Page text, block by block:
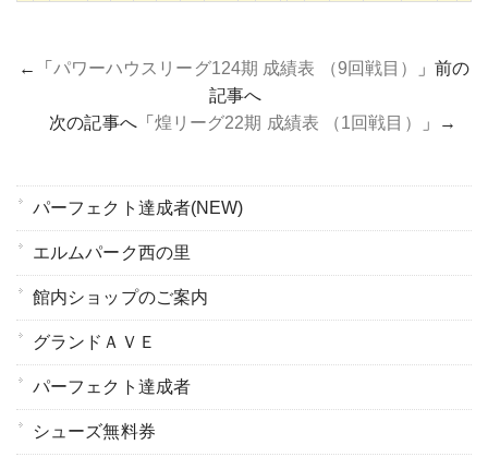
←「 パワーハウスリーグ124期 成績表 （9回戦目）
」前の
記事へ
次の記事へ「 煌リーグ22期 成績表 （1回戦目） 」→
パーフェクト達成者(NEW)
エルムパーク西の里
館内ショップのご案内
グランドＡＶＥ
パーフェクト達成者
シューズ無料券